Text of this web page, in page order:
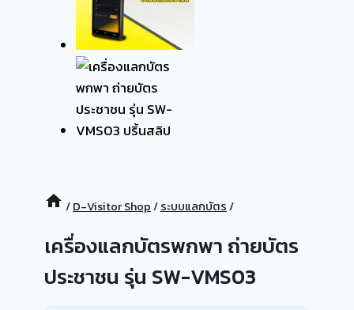
/D-Visitor Shop/ระบบแลกบัตร/
เครื่องแลกบัตรพกพา ถ่ายบัตร
ประชาชน รุ่น SW-VMS03